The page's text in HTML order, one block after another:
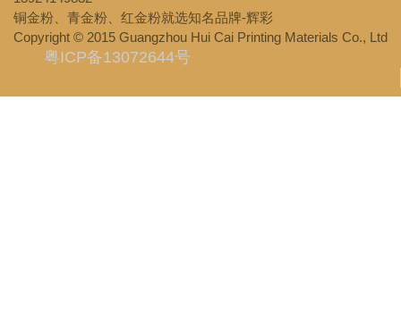
址 : 广东省广州市海珠区瑞宝南路100-101号
电话 : 13924149832传真: 020-3478 9581
全国咨询热线: 020-22072999
: 020-39936800、
13924149832